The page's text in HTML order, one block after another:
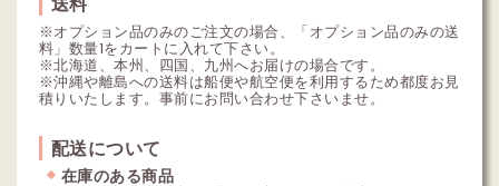
※オプション品のみのご注文の場合、「オプション品のみの送
料」数量1をカートに入れて下さい。
※北海道、本州、四国、九州へお届けの場合です。
※沖縄や離島への送料は船便や航空便を利用するため都度お見
積りいたします。事前にお問い合わせ下さいませ。
配送について
在庫のある商品